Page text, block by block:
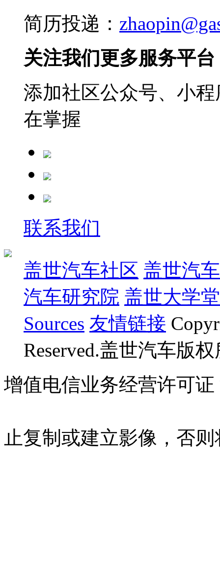
简历投递：
关注我们更多服务平台
添加社区公众号、小
在掌握
联系我们
盖世汽车社区 盖世汽
汽车研究院 盖世大学堂
Sources 友情链接
Reserved.盖世汽车版
增值电信业务经营许可证
止复制或建立影像，否